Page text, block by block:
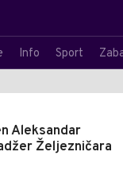
Info Sport
Aleksandar
Željezničara